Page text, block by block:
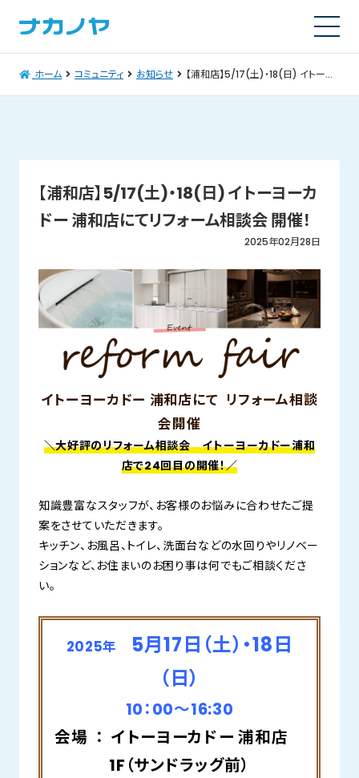
ホーム コミュニティ お知らせ 【浦和店】5/17(土)・18(日) イトーヨーカドー 浦和店にてリフォーム相談会 開催！
【浦和店】5/17(土)・18(日) イトーヨーカ
ドー 浦和店にてリフォーム相談会 開催！
2025年02月28日
イトーヨーカドー 浦和店にて リフォーム相談
会開催
＼大好評のリフォーム相談会 イトーヨーカドー浦和
店で24回目の開催！／
知識豊富なスタッフが、お客様のお悩みに合わせたご提
案をさせていただきます。
キッチン、お風呂、トイレ、洗面台などの水回りやリノベー
ションなど、お住まいのお困り事は何でもご相談くださ
い。
2025年 5月17日（土）・18日
（日）
10：00～16:30
会場 ： イトーヨーカドー 浦和店
1F（サンドラッグ前）